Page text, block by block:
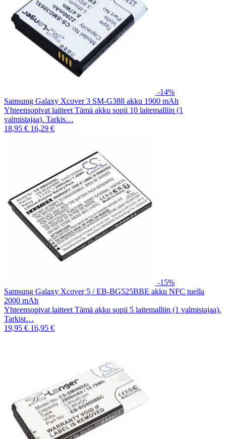
-14%
Samsung Galaxy Xcover 3 SM-G388 akku 1900 mAh
Yhteensopivat laitteet Tämä akku sopii 10 laitemalliin (1
valmistajaa). Tarkis…
18,95 € 16,29 €
-15%
Samsung Galaxy Xcover 5 / EB-BG525BBE akku NFC tuella
2000 mAh
Yhteensopivat laitteet Tämä akku sopii 5 laitemalliin (1 valmistajaa).
Tarkist…
19,95 € 16,95 €